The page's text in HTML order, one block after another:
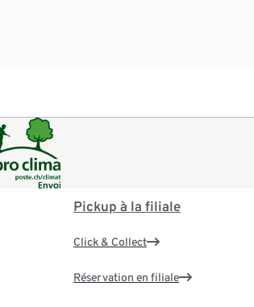
Pickup à la filiale
Click & Collect
Réservation en filiale